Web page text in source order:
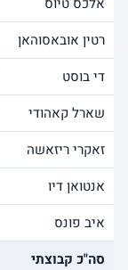
רטין אובאסוהאן
די בוסט
שארל קאהודי
זאקרי ריזאשה
אנטואן דיו
איב פונס
סה"כ קבוצתי